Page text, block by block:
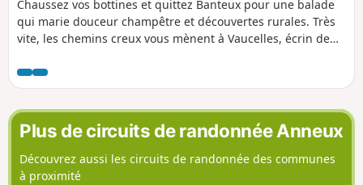
Chaussez vos bottines et quittez Banteux pour une balade
qui marie douceur champêtre et découvertes rurales. Très
vite, les chemins creux vous mènent à Vaucelles, écrin de
où le chant des oiseaux berce vos pas. Poursuivez vers
Bantouzelle, village au charme discret, puis filez en
direction d’Honnecourt-sur-Escaut, où le cours tranquille de
la rivière se reflète dans les vieilles pierres. Entre bocages,
rivières et jardins secrets, cet itinéraire promet une
parenthèse apaisante, au rythme de la nature et des
traditions locales.
Plus de circuits de randonnée Anneux
Découvrez aussi les circuits de randonnée des communes
à proximité